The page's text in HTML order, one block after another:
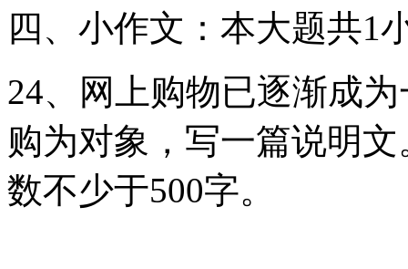
四、小作文：本大题共1
24、网上购物已逐渐成
购为对象，写一篇说明
数不少于500字。